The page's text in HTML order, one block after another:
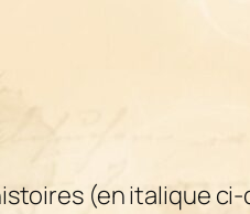
(en italique